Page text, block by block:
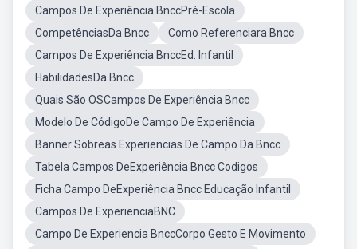
Campos De Experiência BnccPré-Escola
CompetênciasDa Bncc
Como Referenciara Bncc
Campos De Experiência BnccEd. Infantil
HabilidadesDa Bncc
Quais São OSCampos De Experiência Bncc
Modelo De CódigoDe Campo De Experiência
Banner Sobreas Experiencias De Campo Da Bncc
Tabela Campos DeExperiência Bncc Codigos
Ficha Campo DeExperiência Bncc Educação Infantil
Campos De ExperienciaBNC
Campo De Experiencia BnccCorpo Gesto E Movimento